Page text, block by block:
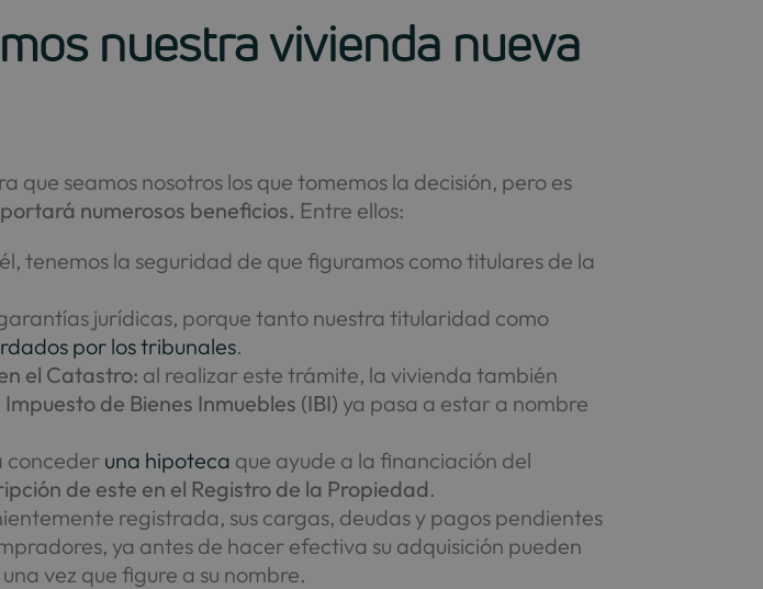
nuestra vivienda nueva
que seamos nosotros los que tomemos la decisión, pero es
numerosos beneficios. Entre ellos:
tenemos la seguridad de que figuramos como titulares de la
jurídicas, porque tanto nuestra titularidad como
por los tribunales.
el Catastro: al realizar este trámite, la vivienda también
Impuesto de Bienes Inmuebles (IBI) ya pasa a estar a nombre
conceder una hipoteca que ayude a la financiación del
de este en el Registro de la Propiedad.
registrada, sus cargas, deudas y pagos pendientes
ya antes de hacer efectiva su adquisición pueden
vez que figure a su nombre.